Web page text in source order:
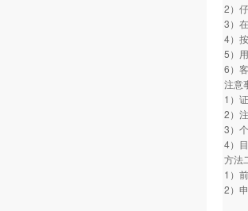
2）
3）
4）
5）
6）
注意
1）
2）
3）
4）
方法
1）
2）